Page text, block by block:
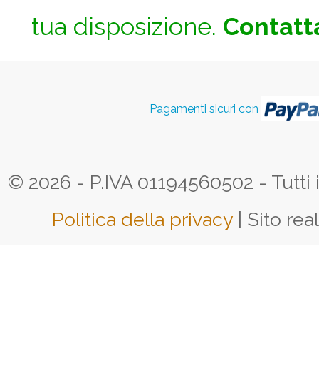
tua disposizione.
Pagamenti sicuri con
© 2026 - P.IVA 01194560502 -
Politica della privacy | Sito